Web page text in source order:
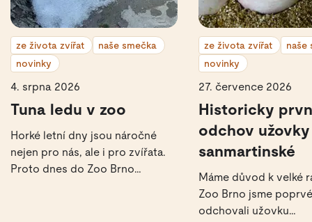
ze života zvířat
naše smečka
novinky
4. srpna 2026
Tuna ledu v zoo
Horké letní dny jsou náročné
nejen pro nás, ale i pro zvířata.
Proto dnes do Zoo Brno
ze života zvířat
naše
novinky
27. července 2026
Historicky
odchov užovky
sanmartinské
Máme důvod k velké
Zoo Brno jsme poprvé
odchovali užovku